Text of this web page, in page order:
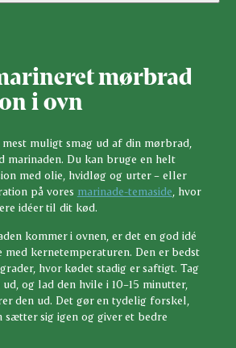
mørbrad
i ovn
muligt smag ud af din mørbrad,
marinaden. Du kan bruge en helt
med olie, hvidløg og urter – eller
på vores marinade-temaside , hvor
idéer til dit kød.
kommer i ovnen, er det en god idé
med kernetemperaturen. Den er bedst
hvor kødet stadig er saftigt. Tag
og lad den hvile i 10–15 minutter,
den ud. Det gør en tydelig forskel,
sætter sig igen og giver et bedre